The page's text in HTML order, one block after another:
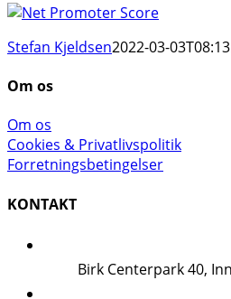
Stefan Kjeldsen2022-03-
Om os
Om os
Cookies & Privatlivspolitik
Forretningsbetingelser
KONTAKT
Birk Centerpark 40,